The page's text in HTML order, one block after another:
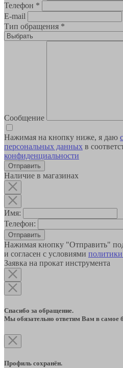
Телефон *
E-mail
Тип обращения *
Сообщение
Нажимая на кнопку ниже, я даю
персональных данных в
конфиденциальности
Наличие в магазинах
Имя:
Телефон:
Отправить
Нажимая кнопку "Отправить"
и согласен с условиями
Заявка на прокат инструмента
Спасибо за обращение.
Мы обязательно ответим Вам в самое
Профиль сохранён.